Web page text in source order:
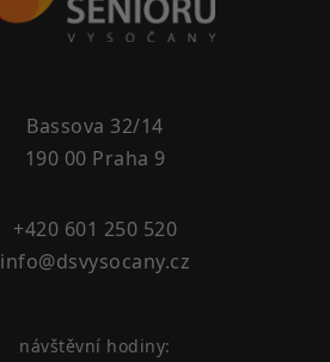
Bassova 32/14
190 00 Praha 9
+420 601 250 520
info@dsvysocany.cz
návštěvní hodiny: